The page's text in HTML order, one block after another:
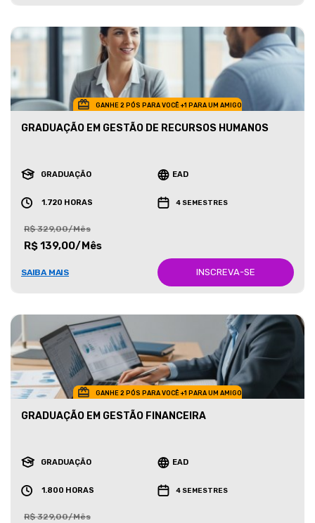
GANHE 2 PÓS PARA VOCÊ +1 PARA UM AMIGO
GRADUAÇÃO EM GESTÃO DE RECURSOS HUMANOS
GRADUAÇÃO EAD
1.720 HORAS 4 SEMESTRES
R$ 329,00/Mês
R$ 139,00/Mês
SAIBA MAIS INSCREVA-SE
GANHE 2 PÓS PARA VOCÊ +1 PARA UM AMIGO
GRADUAÇÃO EM GESTÃO FINANCEIRA
GRADUAÇÃO EAD
1.800 HORAS 4 SEMESTRES
R$ 329,00/Mês